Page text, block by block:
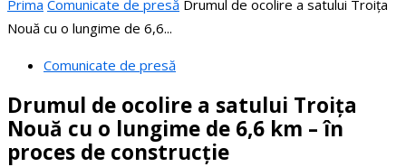
Prima Comunicate de presă Drumul de ocolire a satului Troița
Nouă cu o lungime de 6,6...
Comunicate de presă
Drumul de ocolire a satului Troița
Nouă cu o lungime de 6,6 km – în
proces de construcție